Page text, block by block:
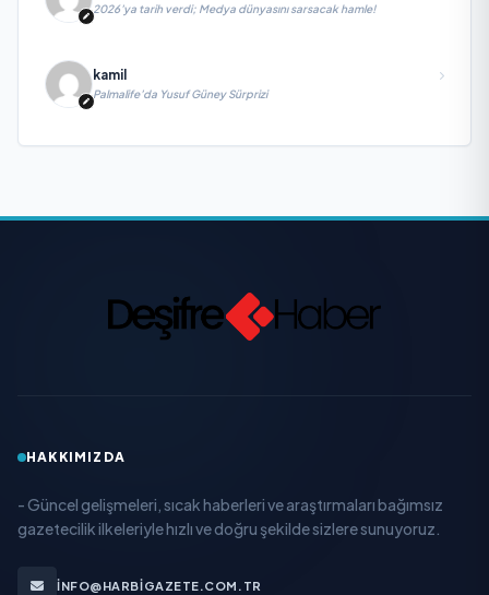
2026’ya tarih verdi; Medya dünyasını sarsacak hamle!
kamil
Palmalife’da Yusuf Güney Sürprizi
HAKKIMIZDA
- Güncel gelişmeleri, sıcak haberleri ve araştırmaları bağımsız
gazetecilik ilkeleriyle hızlı ve doğru şekilde sizlere sunuyoruz.
INFO@HARBIGAZETE.COM.TR